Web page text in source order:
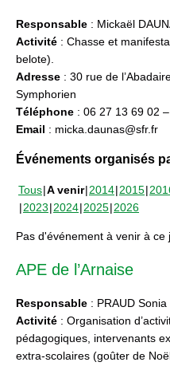
Responsable : Mickaël
Activité : Chasse et
belote).
Adresse : 30 rue de
Symphorien
Téléphone : 06 27 13 69 02
Email : micka.daunas@sfr.fr
Événements organisés
Tous A venir 2014 2015
2023 2024 2025 2026
Pas d'événement à venir à ce
APE de l’Arnaise
Responsable : PRAUD
Activité : Organisation
pédagogiques, intervenants
extra-scolaires (goûter de